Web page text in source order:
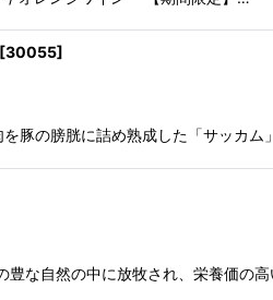
[30055]
豚の膀胱に詰め熟成した「サッカ
な自然の中に放牧され、栄養価の